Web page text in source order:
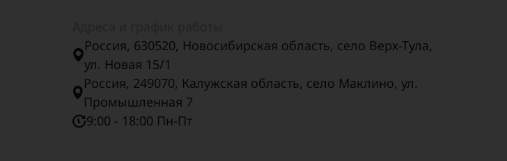
Россия, 630520, Новосибирская область, село Верх-Тула,
ул. Новая 15/1
Россия, 249070, Калужская область, село Маклино, ул.
Промышленная 7
9:00 - 18:00 Пн-Пт